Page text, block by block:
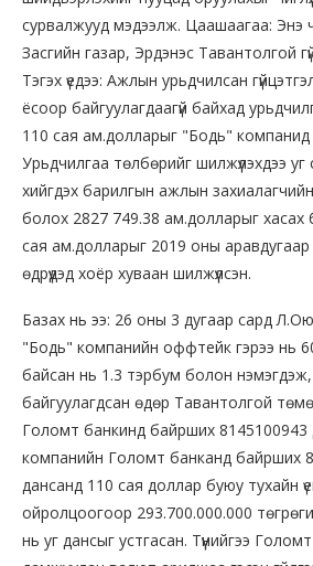
сурвалжууд мэдээлж. Цаашаагаа: Энэ
Засгийн газар, Эрдэнэс Тавантолгой
Тэгэх үедээ: Ажлын урьдчилсан
ёсоор байгуулагдаагүй байхад
110 сая ам.долларыг "Бодь" компанид
Урьдчилгаа төлбөрийг шилжүүлэхдээ уг
хийгдэх барилгын ажлын
болох 2827 749.38 ам.долларыг хасах
сая ам.долларыг 2019 оны
өдрүүдэд хоёр хуваан шилжүүлсэн.
Базах нь ээ: 26 оны 3 дугаар сард
"Бодь" компанийн оффтейк гэрээ нь
байсан нь 1.3 тэрбум болон нэмэгдэж,
байгуулагдсан өдөр Тавантолгой
Голомт банкинд байрших 8145100943
компанийн Голомт банканд байрших
дансанд 110 сая доллар буюу тухайн
ойролцоогоор 293.700.000.000
нь уг дансыг устгасан. Түүнийгээ